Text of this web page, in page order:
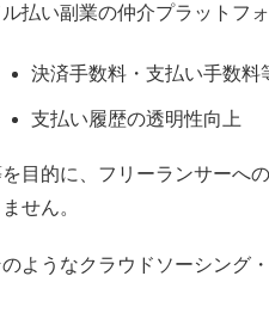
ル払い副業の仲介プラットフ
決済手数料・支払い手数料
支払い履歴の透明性向上
目的に、フリーランサーへ
せん。
ようなクラウドソーシング